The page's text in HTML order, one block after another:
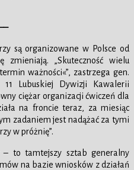
są organizowane w Polsce od
„Skuteczność wielu
ważności«”, zastrzega gen.
Lubuskiej Dywizji Kawalerii
ciężar organizacji ćwiczeń dla
na froncie teraz, za miesiąc
zadaniem jest nadążać za tymi
w próżnię”.
– to tamtejszy sztab generalny
na bazie wniosków z działań